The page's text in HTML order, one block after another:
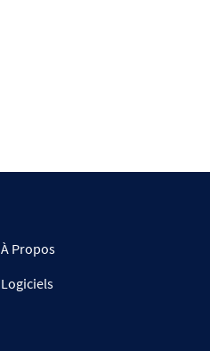
À Propos
Logiciels